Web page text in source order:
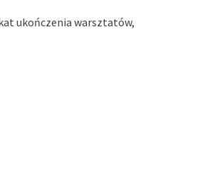
ukończenia warsztatów,